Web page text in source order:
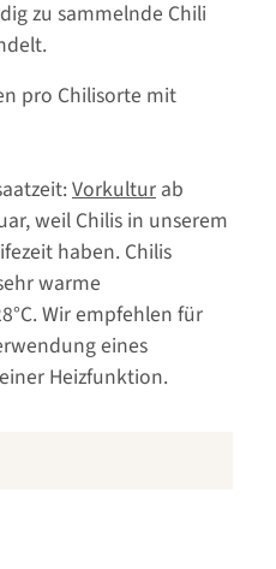
zu sammelnde Chili
pro Chilisorte mit
Vorkultur ab
weil Chilis in unserem
haben. Chilis
warme
Wir empfehlen für
eines
Heizfunktion.